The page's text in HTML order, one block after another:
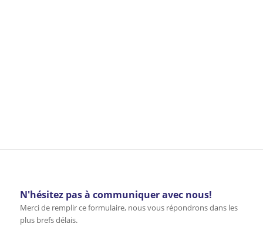
N'hésitez pas à communiquer avec nous!
Merci de remplir ce formulaire, nous vous répondrons dans les
plus brefs délais.